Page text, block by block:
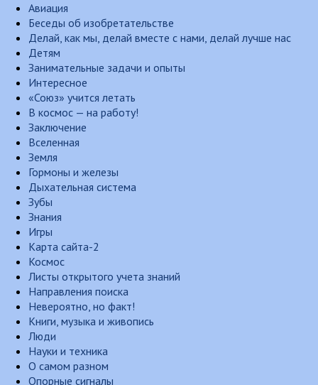
Авиация
Беседы об изобретательстве
Делай, как мы, делай вместе с нами, делай лучше нас
Детям
Занимательные задачи и опыты
Интересное
«Союз» учится летать
В космос — на работу!
Заключение
Вселенная
Земля
Гормоны и железы
Дыхательная система
Зубы
Знания
Игры
Карта сайта-2
Космос
Листы открытого учета знаний
Направления поиска
Невероятно, но факт!
Книги, музыка и живопись
Люди
Науки и техника
О самом разном
Опорные сигналы